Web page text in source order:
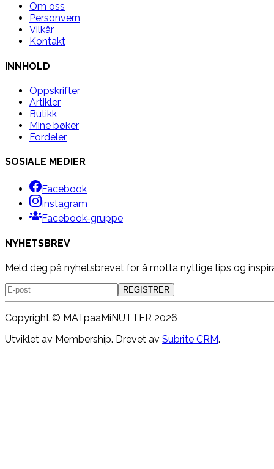
Om oss
Personvern
Vilkår
Kontakt
INNHOLD
Oppskrifter
Artikler
Butikk
Mine bøker
Fordeler
SOSIALE MEDIER
Facebook
Instagram
Facebook-gruppe
NYHETSBREV
Meld deg på nyhetsbrevet for å motta nyttige tips og
REGISTRER
Copyright © MATpaaMiNUTTER 2026
Utviklet av Membership. Drevet av Subrite CRM.